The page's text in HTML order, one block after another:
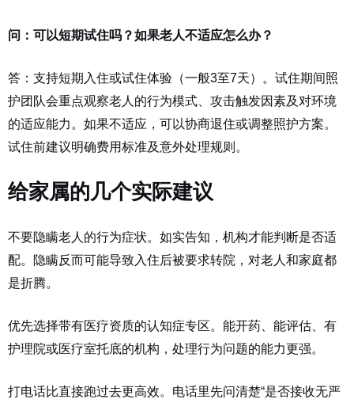
问：可以短期试住吗？如果老人不适应怎么办？
答：支持短期入住或试住体验（一般3至7天）。试住期间照
护团队会重点观察老人的行为模式、攻击触发因素及对环境
的适应能力。如果不适应，可以协商退住或调整照护方案。
试住前建议明确费用标准及意外处理规则。
给家属的几个实际建议
不要隐瞒老人的行为症状。如实告知，机构才能判断是否适
配。隐瞒反而可能导致入住后被要求转院，对老人和家庭都
是折腾。
优先选择带有医疗资质的认知症专区。能开药、能评估、有
护理院或医疗室托底的机构，处理行为问题的能力更强。
打电话比直接跑过去更高效。电话里先问清楚“是否接收无严